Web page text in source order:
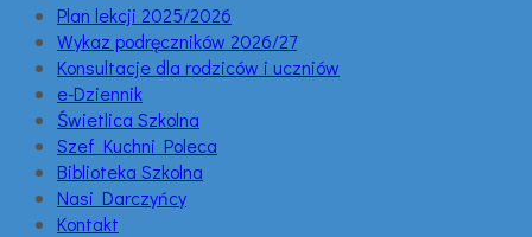
Plan lekcji 2025/2026
Wykaz podręczników 2026/27
Konsultacje dla rodziców i uczniów
e-Dziennik
Świetlica Szkolna
Szef Kuchni Poleca
Biblioteka Szkolna
Nasi Darczyńcy
Kontakt